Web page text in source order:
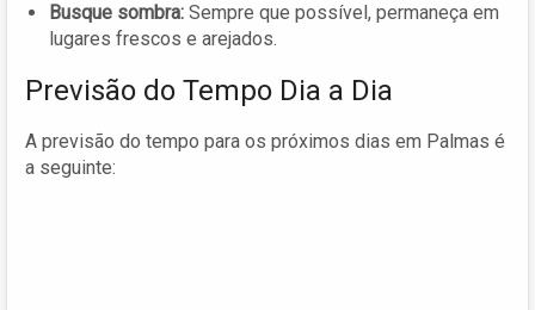
Busque sombra: Sempre que possível, permaneça em
lugares frescos e arejados.
Previsão do Tempo Dia a Dia
A previsão do tempo para os próximos dias em Palmas é
a seguinte: